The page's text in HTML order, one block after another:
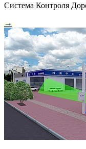
Система Контроля
→